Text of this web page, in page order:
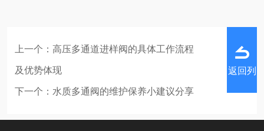
上一个： 高压多通道进样阀的具体工作流程
及优势体现
下一个： 水质多通阀的维护保养小建议分享
返回列